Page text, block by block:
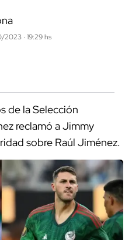
2023 · 19:29 hs
de la Selección
reclamó a Jimmy
sobre Raúl Jiménez.